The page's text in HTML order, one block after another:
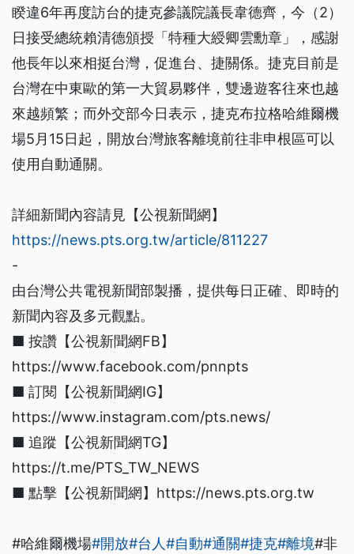
睽違6年再度訪台的捷克參議院議長韋德齊，今（2）
日接受總統賴清德頒授「特種大綬卿雲勳章」，感謝
他長年以來相挺台灣，促進台、捷關係。捷克目前是
台灣在中東歐的第一大貿易夥伴，雙邊遊客往來也越
來越頻繁；而外交部今日表示，捷克布拉格哈維爾機
場5月15日起，開放台灣旅客離境前往非申根區可以
使用自動通關。
詳細新聞內容請見【公視新聞網】
https://news.pts.org.tw/article/811227
-
由台灣公共電視新聞部製播，提供每日正確、即時的
新聞內容及多元觀點。
■ 按讚【公視新聞網FB】
https://www.facebook.com/pnnpts
■ 訂閱【公視新聞網IG】
https://www.instagram.com/pts.news/
■ 追蹤【公視新聞網TG】
https://t.me/PTS_TW_NEWS
■ 點擊【公視新聞網】https://news.pts.org.tw
#哈維爾機場#開放#台人#自動#通關#捷克#離境#非